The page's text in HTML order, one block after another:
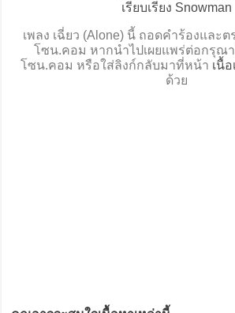
เรียบเรียง Snowman
เพลง เฉี่ยว (Alone) นี้ ถอดคำร้องและ
โซน.คอม หากนำไปเผยแพร่ต่อกรุณ
โซน.คอม หรือใส่ลิงก์กลับมาที่หน้า เนื้
ด้วย